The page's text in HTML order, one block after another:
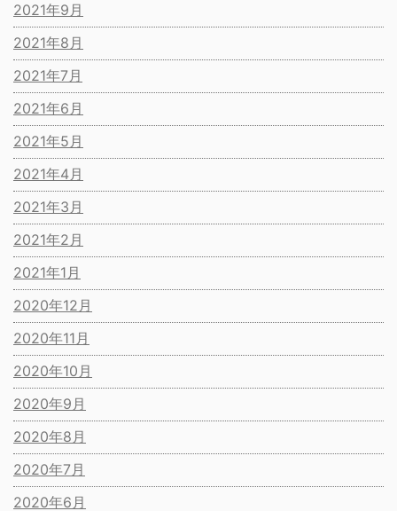
2021年9月
2021年8月
2021年7月
2021年6月
2021年5月
2021年4月
2021年3月
2021年2月
2021年1月
2020年12月
2020年11月
2020年10月
2020年9月
2020年8月
2020年7月
2020年6月